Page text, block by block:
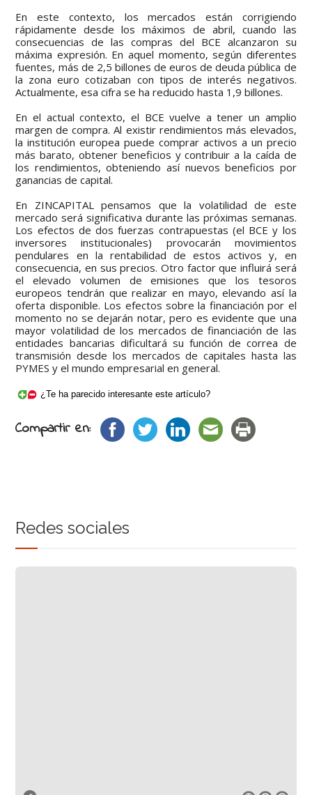
En este contexto, los mercados están corrigiendo
rápidamente desde los máximos de abril, cuando las
consecuencias de las compras del BCE alcanzaron su
máxima expresión. En aquel momento, según diferentes
fuentes, más de 2,5 billones de euros de deuda pública de
la zona euro cotizaban con tipos de interés negativos.
Actualmente, esa cifra se ha reducido hasta 1,9 billones.
En el actual contexto, el BCE vuelve a tener un amplio
margen de compra. Al existir rendimientos más elevados,
la institución europea puede comprar activos a un precio
más barato, obtener beneficios y contribuir a la caída de
los rendimientos, obteniendo así nuevos beneficios por
ganancias de capital.
En ZINCAPITAL pensamos que la volatilidad de este
mercado será significativa durante las próximas semanas.
Los efectos de dos fuerzas contrapuestas (el BCE y los
inversores institucionales) provocarán movimientos
pendulares en la rentabilidad de estos activos y, en
consecuencia, en sus precios. Otro factor que influirá será
el elevado volumen de emisiones que los tesoros
europeos tendrán que realizar en mayo, elevando así la
oferta disponible. Los efectos sobre la financiación por el
momento no se dejarán notar, pero es evidente que una
mayor volatilidad de los mercados de financiación de las
entidades bancarias dificultará su función de correa de
transmisión desde los mercados de capitales hasta las
PYMES y el mundo empresarial en general.
¿Te ha parecido interesante este artículo?
Compartir en:
Redes sociales